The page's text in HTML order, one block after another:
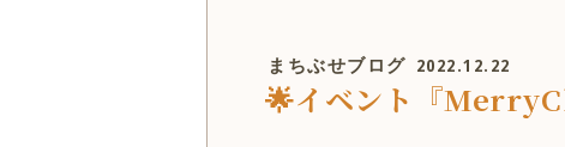
まちぶせブログ 2022.12.22
🌟イベント『